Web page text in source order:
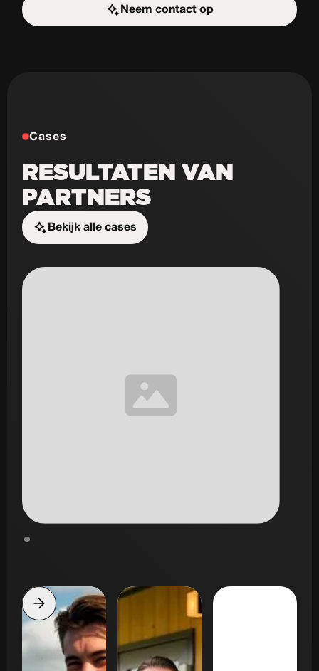
Neem contact op
Start de uitdaging
Cases
RESULTATEN VAN
PARTNERS
Bekijk alle cases
Start de uitdaging